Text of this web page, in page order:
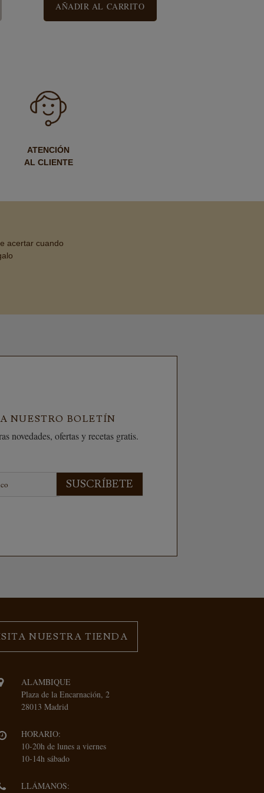
AÑADIR AL CARRITO
ATENCIÓN
AL CLIENTE
acertar cuando
NUESTRO BOLETÍN
novedades, ofertas y recetas gratis.
SUSCRÍBETE
NUESTRA TIENDA
ALAMBIQUE
Plaza de la Encarnación, 2
28013 Madrid
HORARIO:
10-20h de lunes a viernes
10-14h sábado
LLÁMANOS: